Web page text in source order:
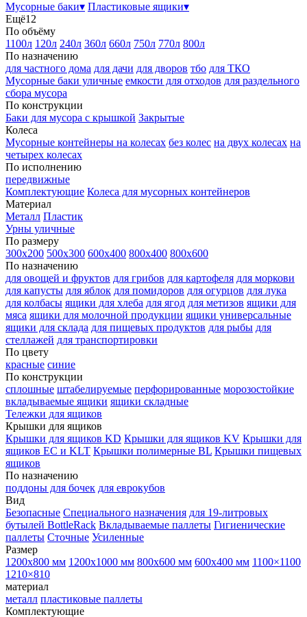
Мусорные баки▾ Пластиковые ящики▾
Ещё12
По объёму
1100л 120л 240л 360л 660л 750л 770л 800л
По назначению
для частного дома для дачи для дворов тбо для ТКО
Мусорные баки уличные емкости для отходов для раздельного
сбора мусора
По конструкции
Баки для мусора с крышкой Закрытые
Колеса
Мусорные контейнеры на колесах без колес на двух колесах на
четырех колесах
По исполнению
передвижные
Комплектующие Колеса для мусорных контейнеров
Материал
Металл Пластик
Урны уличные
По размеру
300х200 500х300 600х400 800х400 800х600
По назначению
для овощей и фруктов для грибов для картофеля для моркови
для капусты для яблок для помидоров для огурцов для лука
для колбасы ящики для хлеба для ягод для метизов ящики для
мяса ящики для молочной продукции ящики универсальные
ящики для склада для пищевых продуктов для рыбы для
стеллажей для транспортировки
По цвету
красные синие
По конструкции
сплошные штабелируемые перфорированные морозостойкие
вкладываемые ящики ящики складные
Тележки для ящиков
Крышки для ящиков
Крышки для ящиков KD Крышки для ящиков KV Крышки для
ящиков EC и KLT Крышки полимерные BL Крышки пищевых
ящиков
По назначению
поддоны для бочек для еврокубов
Вид
Безопасные Специального назначения для 19-литровых
бутылей BottleRack Вкладываемые паллеты Гигиенические
паллеты Сточные Усиленные
Размер
1200х800 мм 1200х1000 мм 800х600 мм 600х400 мм 1100×1100
1210×810
материал
металл пластиковые паллеты
Комплектующие